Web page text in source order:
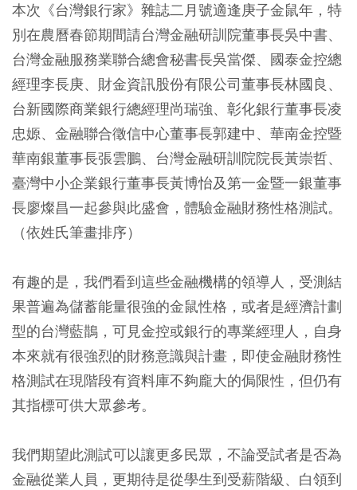
本次《台灣銀行家》雜誌二月號適逢庚子金鼠年，特
別在農曆春節期間請台灣金融研訓院董事長吳中書、
台灣金融服務業聯合總會秘書長吳當傑、國泰金控總
經理李長庚、財金資訊股份有限公司董事長林國良、
台新國際商業銀行總經理尚瑞強、彰化銀行董事長凌
忠嫄、金融聯合徵信中心董事長郭建中、華南金控暨
華南銀董事長張雲鵬、台灣金融研訓院院長黃崇哲、
臺灣中小企業銀行董事長黃博怡及第一金暨一銀董事
長廖燦昌一起參與此盛會，體驗金融財務性格測試。
（依姓氏筆畫排序）
有趣的是，我們看到這些金融機構的領導人，受測結
果普遍為儲蓄能量很強的金鼠性格，或者是經濟計劃
型的台灣藍鵲，可見金控或銀行的專業經理人，自身
本來就有很強烈的財務意識與計畫，即使金融財務性
格測試在現階段有資料庫不夠龐大的侷限性，但仍有
其指標可供大眾參考。
我們期望此測試可以讓更多民眾，不論受試者是否為
金融從業人員，更期待是從學生到受薪階級、白領到